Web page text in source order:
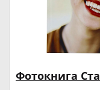
Фотокнига